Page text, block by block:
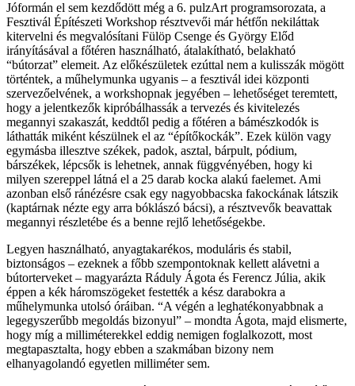
Jóformán el sem kezdődött még a 6. pulzArt programsorozata, a
Fesztivál Építészeti Workshop résztvevői már hétfőn nekiláttak
kitervelni és megvalósítani Fülöp Csenge és György Előd
irányításával a főtéren használható, átalakítható, belakható
“bútorzat” elemeit. Az előkészületek ezúttal nem a kulisszák mögött
történtek, a műhelymunka ugyanis – a fesztivál idei központi
szervezőelvének, a workshopnak jegyében – lehetőséget teremtett,
hogy a jelentkezők kipróbálhassák a tervezés és kivitelezés
megannyi szakaszát, keddtől pedig a főtéren a bámészkodók is
láthatták miként készülnek el az “építőkockák”. Ezek külön vagy
egymásba illesztve székek, padok, asztal, bárpult, pódium,
bárszékek, lépcsők is lehetnek, annak függvényében, hogy ki
milyen szereppel látná el a 25 darab kocka alakú faelemet. Ami
azonban első ránézésre csak egy nagyobbacska fakockának látszik
(kaptárnak nézte egy arra bóklászó bácsi), a résztvevők beavattak
megannyi részletébe és a benne rejlő lehetőségekbe.
Legyen használható, anyagtakarékos, moduláris és stabil,
biztonságos – ezeknek a főbb szempontoknak kellett alávetni a
bútorterveket – magyarázta Ráduly Ágota és Ferencz Júlia, akik
éppen a kék háromszögeket festették a kész darabokra a
műhelymunka utolsó óráiban. “A végén a leghatékonyabbnak a
legegyszerűbb megoldás bizonyul” – mondta Ágota, majd elismerte,
hogy míg a milliméterekkel eddig nemigen foglalkozott, most
megtapasztalta, hogy ebben a szakmában bizony nem
elhanyagolandó egyetlen milliméter sem.